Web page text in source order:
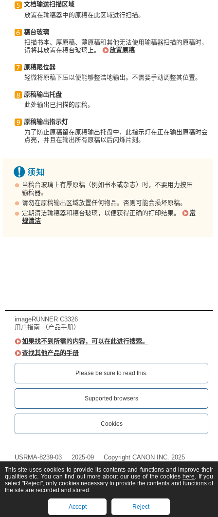
文档输送扫描区域
放置在输稿器中的原稿在此区域进行扫描。
稿台玻璃
扫描书本、厚原稿、薄原稿和其他无法使用输稿器扫描的原稿时，
请将其放置在稿台玻璃上。
放置原稿
原稿限位器
轻微将原稿下压以便能够整洁地输出。不需要手动调整其位置。
原稿输出托盘
此处输出已扫描的原稿。
原稿输出指示灯
为了防止原稿留在原稿输出托盘中，此指示灯在正在输出原稿时会
点亮，并且在输出所有原稿以后闪烁片刻。
当稿台玻璃上有厚原稿（例如书本或杂志）时，不要用力按压
输稿器。
请勿在原稿输出区域放置任何物品。否则可能会损坏原稿。
定期清洁输稿器和稿台玻璃，以便获得正确的打印结果。
常
规清洁
imageRUNNER C3326
用户指南 （产品手册）
如果找不到所需的内容，可以在此进行搜索。
查找其他产品的手册
Please be sure to read this.‎
Supported browsers
Cookies
USRMA-8239-03 2025-09 Copyright CANON INC. 2025
This site uses cookies to provide its contents and functions and improve their
qualities etc. You can find out more about our use of the cookies here. If you
select "Reject", only cookies necessary to provide the contents and functions of
the site are recorded and stored.
Accept Reject